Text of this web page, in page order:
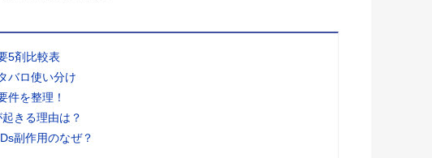
5剤比較表
バロ使い分け
件を整理！
きる理由は？
副作用のなぜ？